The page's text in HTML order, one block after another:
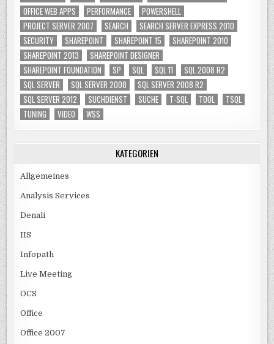
OFFICE WEB APPS
PERFORMANCE
POWERSHELL
PROJECT SERVER 2007
SEARCH
SEARCH SERVER EXPRESS 2010
SECURITY
SHAREPOINT SHAREPOINT 15
SHAREPOINT 2010
SHAREPOINT 2013
SHAREPOINT DESIGNER
SHAREPOINT FOUNDATION
SP SQL SQL 11
SQL 2008 R2
SQL SERVER
SQL SERVER 2008
SQL SERVER 2008 R2
SQL SERVER 2012
SUCHDIENST SUCHE T-SQL TOOL
TSQL
TUNING
VIDEO WSS
KATEGORIEN
Allgemeines
Analysis Services
Denali
IIS
Infopath
Live Meeting
OCS
Office
Office 2007